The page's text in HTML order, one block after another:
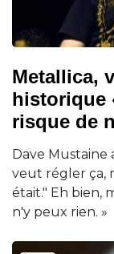
Metallica,
historique
risque de
Dave Mustaine
veut régler ça,
était." Eh bien,
n'y peux rien. »